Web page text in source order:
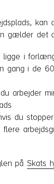
gælder det
ligge i
gang i de
arbejder
du
påSkats